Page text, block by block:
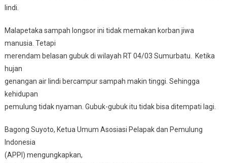
lindi.
Malapetaka sampah longsor ini tidak memakan korban jiwa
manusia. Tetapi
merendam belasan gubuk di wilayah RT 04/03 Sumurbatu. Ketika
hujan
genangan air lindi bercampur sampah makin tinggi. Sehingga
kehidupan
pemulung tidak nyaman. Gubuk-gubuk itu tidak bisa ditempati lagi.
Bagong Suyoto, Ketua Umum Asosiasi Pelapak dan Pemulung
Indonesia
(APPI) mengungkapkan,